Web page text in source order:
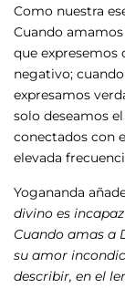
Como nuestra
Cuando
que
negativo;
expresamos
solo deseamos
conectados con
elevada
Yogananda
divino es
Cuando amas a
su amor
describir, en el